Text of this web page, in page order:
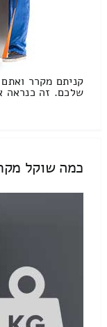
קניתם מקרר
שלכם. זה כנראה
כמה שוקל